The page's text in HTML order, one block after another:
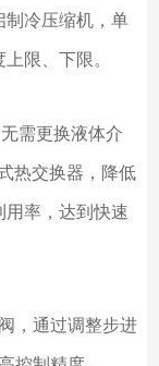
制冷压缩机，单
限、下限。
需更换液体介
热交换器，降低
用率，达到快速
，通过调整步进